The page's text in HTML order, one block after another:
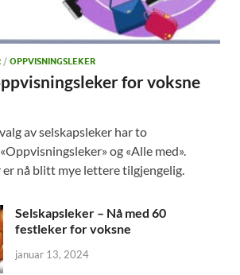
/ OPPVISNINGSLEKER
for voksne
av selskapsleker har to
og «Alle med».
er nå blitt mye lettere tilgjengelig.
Selskapsleker – Nå med 60
festleker for voksne
januar 13, 2024